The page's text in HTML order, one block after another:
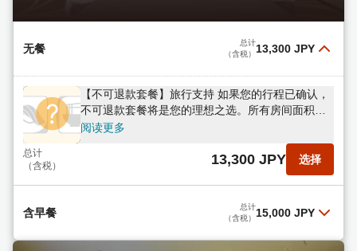
无餐
总计
（含税） 13,300 JPY
【不可退款套餐】旅行支持 如果您的行程已确认，
不可退款套餐将是您的理想之选。所有房间面积均
在42平方米以上，不含餐食。
阅读更多
总计
（含税）
13,300 JPY 选择
含早餐
总计
（含税） 15,000 JPY